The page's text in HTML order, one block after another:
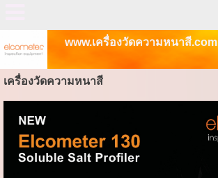
www.เครื่องวัดความหนาสี.com
เครื่องวัดความหนาสี